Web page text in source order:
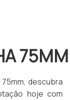
75MM
descubra
hoje com